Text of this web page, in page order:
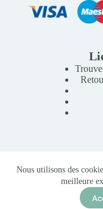
Nous utilisons des
meilleure
Copyright © 2026 Mille
-
En stock (peut être